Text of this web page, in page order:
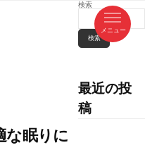
な眠りに
検索
検索
最近の投
稿